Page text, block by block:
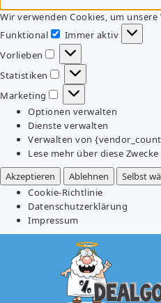
Wir verwenden Cookies, um
Funktional
Funktional
Immer aktiv
Vorlieben
Vorlieben
Statistiken
Statistiken
Marketing
Marketing
Optionen verwalten
Dienste verwalten
Verwalten von
Lese mehr über diese Zwecke
Akzeptieren
Ablehnen Selbst
Cookie-Richtlinie
Datenschutzerklärung
Impressum